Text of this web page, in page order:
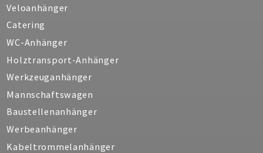
Veloanhänger
Catering
WC-Anhänger
Holztransport-Anhänger
Werkzeuganhänger
Mannschaftswagen
Baustellenanhänger
Werbeanhänger
Kabeltrommelanhänger